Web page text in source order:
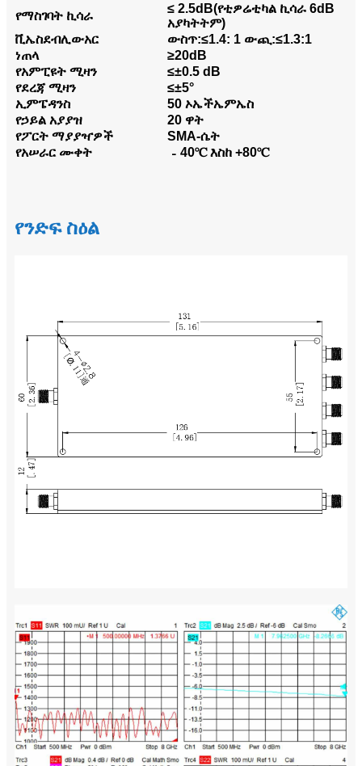
የማስገባት ኪሳራ
≤ 2.5dB(የቲዎሬቲካል ኪሳራ 6dB
አያካትትም)
ቪኤስደብሊውአር
ውስጥ:≤1.4: 1 ውጪ:≤1.3:1
ነጠላ
≥20dB
የአምፒዩት ሚዛን
≤±0.5 dB
የደረጃ ሚዛን
≤±5°
ኢምፔዳንስ
50 ኦኤችኤምኤስ
የኃይል አያያዝ
20 ዋት
የፖርት ማያያዣዎች
SMA-ሴት
የአሠራር ሙቀት
﹣40℃ እስከ +80℃
የንድፍ ስዕል